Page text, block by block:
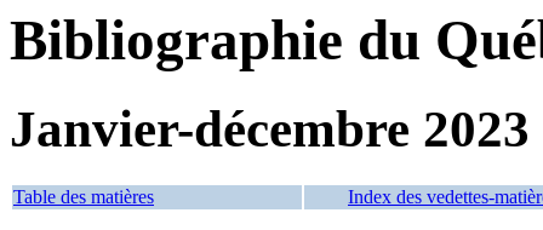
Bibliographie du
Janvier-décembre 2023
Table des matières Index des vedettes-